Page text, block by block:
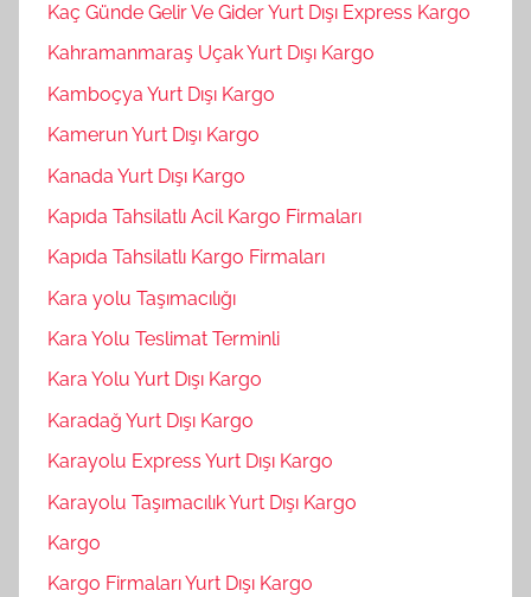
Kaç Günde Gelir Ve Gider Yurt Dışı Express Kargo
Kahramanmaraş Uçak Yurt Dışı Kargo
Kamboçya Yurt Dışı Kargo
Kamerun Yurt Dışı Kargo
Kanada Yurt Dışı Kargo
Kapıda Tahsilatlı Acil Kargo Firmaları
Kapıda Tahsilatlı Kargo Firmaları
Kara yolu Taşımacılığı
Kara Yolu Teslimat Terminli
Kara Yolu Yurt Dışı Kargo
Karadağ Yurt Dışı Kargo
Karayolu Express Yurt Dışı Kargo
Karayolu Taşımacılık Yurt Dışı Kargo
Kargo
Kargo Firmaları Yurt Dışı Kargo